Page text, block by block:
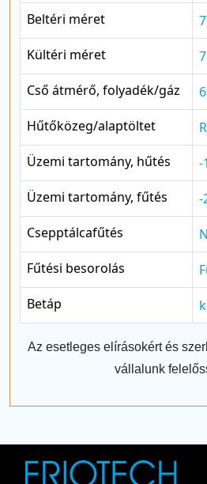
Beltéri méret
Kültéri méret
Cső átmérő, folyadék/gáz
Hűtőközeg/alaptöltet
Üzemi tartomány, hűtés
-
Üzemi tartomány, fűtés
-
Csepptálcafűtés
Fűtési besorolás
Betáp
Az esetleges elírásokért és
vállalunk